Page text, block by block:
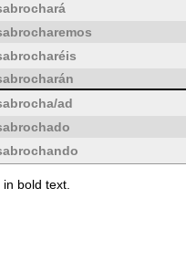
ad
bold text.